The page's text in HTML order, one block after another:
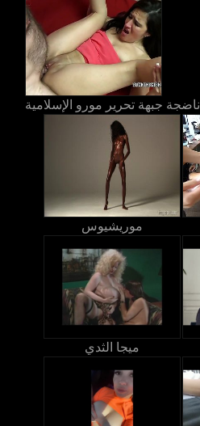
ناضجة جبهة تحرير مورو الإسلامية
موريشيوس
ميجا الثدي